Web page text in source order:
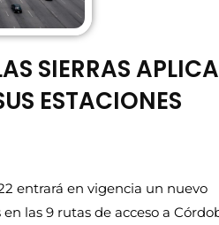
SIERRAS
ESTACIONES
entrará en vigencia un nuevo
las 9 rutas de acceso a